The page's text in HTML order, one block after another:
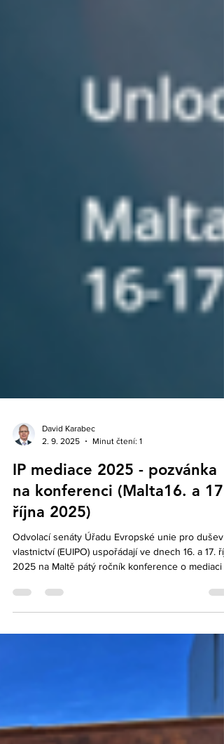
David Karabec
IP mediace 2025 - pozvánka
na konferenci (Malta16. a 17.
října 2025)
Odvolací senáty Úřadu Evropské unie pro
vlastnictví (EUIPO) uspořádají ve dnech 16. a 17.
oblasti duševního vlastnictví. Tato hybridní akce
nabídne osobní i online účast.